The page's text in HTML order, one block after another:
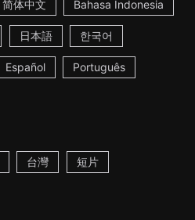
简体中文 Bahasa Indonesia
日本語 한국어
Español Português
台灣 短片